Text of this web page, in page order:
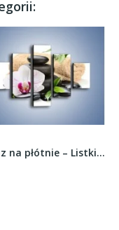
Obraz na płótnie – Listki kwiat i kamienie –...